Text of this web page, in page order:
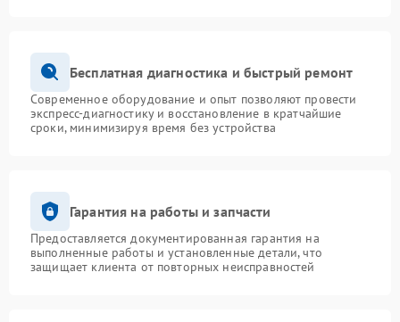
Бесплатная диагностика и быстрый ремонт
Современное оборудование и опыт позволяют провести
экспресс-диагностику и восстановление в кратчайшие
сроки, минимизируя время без устройства
Гарантия на работы и запчасти
Предоставляется документированная гарантия на
выполненные работы и установленные детали, что
защищает клиента от повторных неисправностей